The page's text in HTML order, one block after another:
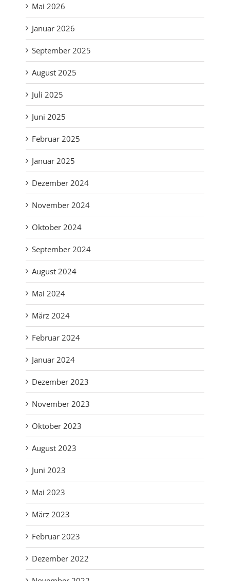
Mai 2026
Januar 2026
September 2025
August 2025
Juli 2025
Juni 2025
Februar 2025
Januar 2025
Dezember 2024
November 2024
Oktober 2024
September 2024
August 2024
Mai 2024
März 2024
Februar 2024
Januar 2024
Dezember 2023
November 2023
Oktober 2023
August 2023
Juni 2023
Mai 2023
März 2023
Februar 2023
Dezember 2022